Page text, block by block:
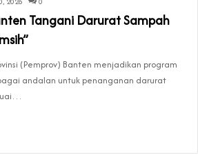
Tangani Darurat Sampah
(Pemprov) Banten menjadikan program
andalan untuk penanganan darurat